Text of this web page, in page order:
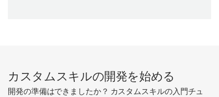
カスタムスキルの開発を始める
開発の準備はできましたか？ カスタムスキルの入門チュ